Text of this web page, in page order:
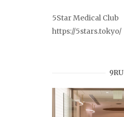
5Star Medical Club
https://5stars.tokyo/
9RU